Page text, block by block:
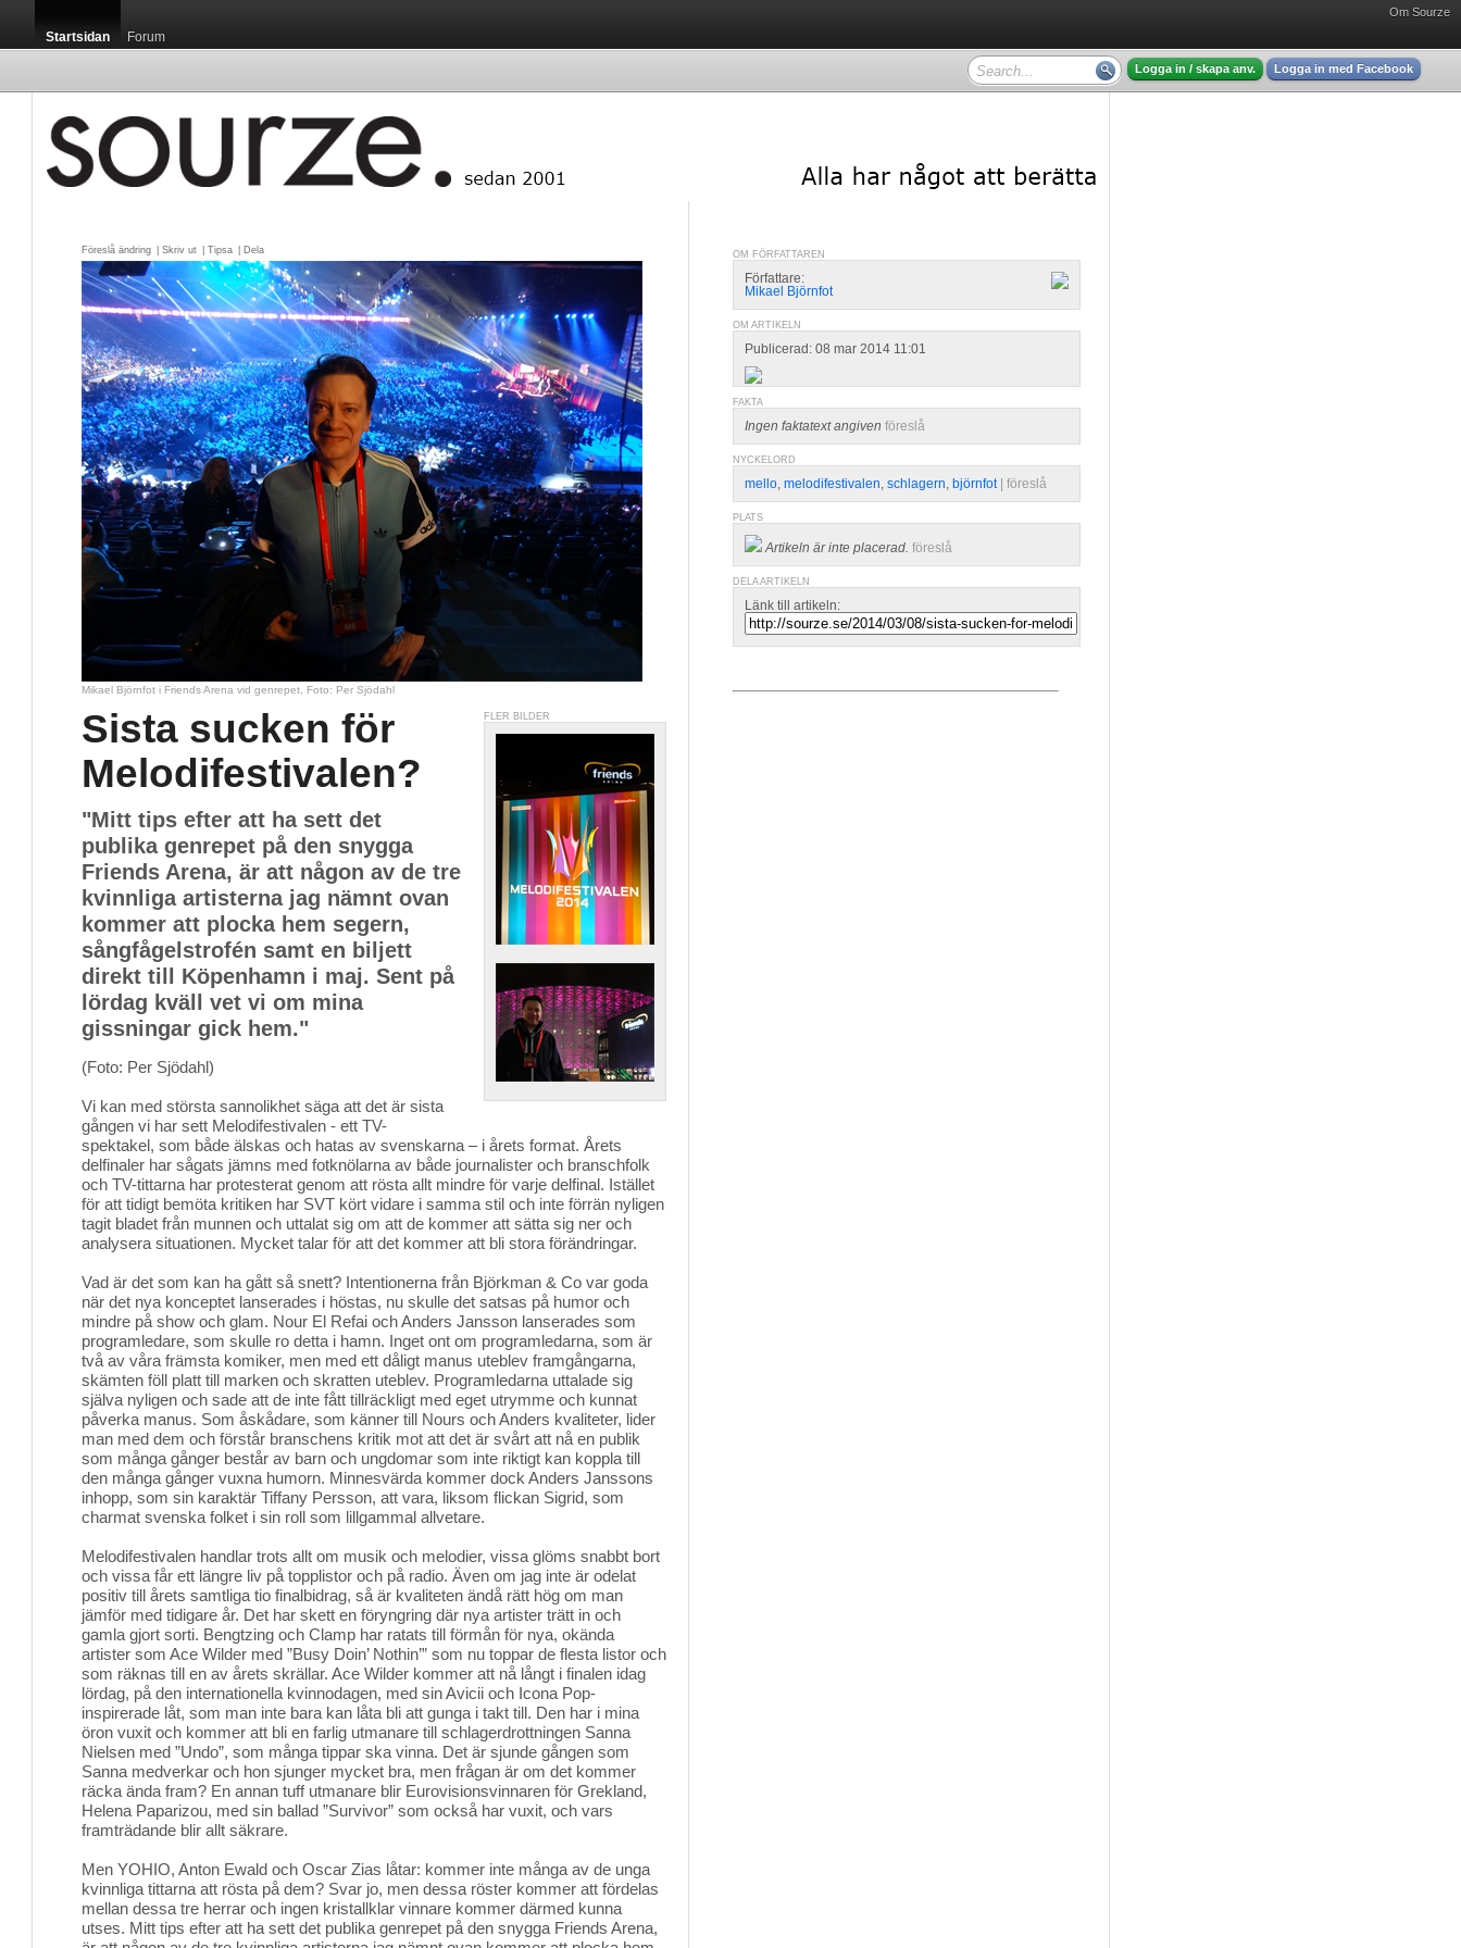
Om Sourze
Startsidan Forum
Logga in / skapa anv. Logga in med Facebook
Föreslå ändring Skriv ut Tipsa Dela
Mikael Björnfot i Friends Arena vid genrepet, Foto: Per Sjödahl
FLER BILDER
Sista sucken för
Melodifestivalen?
"Mitt tips efter att ha sett det
publika genrepet på den snygga
Friends Arena, är att någon av de tre
kvinnliga artisterna jag nämnt ovan
kommer att plocka hem segern,
sångfågelstrofén samt en biljett
direkt till Köpenhamn i maj. Sent på
lördag kväll vet vi om mina
gissningar gick hem."
(Foto: Per Sjödahl)
Vi kan med största sannolikhet säga att det är sista
gången vi har sett Melodifestivalen - ett TV-
spektakel, som både älskas och hatas av svenskarna – i årets format. Årets
delfinaler har sågats jämns med fotknölarna av både journalister och branschfolk
och TV-tittarna har protesterat genom att rösta allt mindre för varje delfinal. Istället
för att tidigt bemöta kritiken har SVT kört vidare i samma stil och inte förrän nyligen
tagit bladet från munnen och uttalat sig om att de kommer att sätta sig ner och
analysera situationen. Mycket talar för att det kommer att bli stora förändringar.
Vad är det som kan ha gått så snett? Intentionerna från Björkman & Co var goda
när det nya konceptet lanserades i höstas, nu skulle det satsas på humor och
mindre på show och glam. Nour El Refai och Anders Jansson lanserades som
programledare, som skulle ro detta i hamn. Inget ont om programledarna, som är
två av våra främsta komiker, men med ett dåligt manus uteblev framgångarna,
skämten föll platt till marken och skratten uteblev. Programledarna uttalade sig
själva nyligen och sade att de inte fått tillräckligt med eget utrymme och kunnat
påverka manus. Som åskådare, som känner till Nours och Anders kvaliteter, lider
man med dem och förstår branschens kritik mot att det är svårt att nå en publik
som många gånger består av barn och ungdomar som inte riktigt kan koppla till
den många gånger vuxna humorn. Minnesvärda kommer dock Anders Janssons
inhopp, som sin karaktär Tiffany Persson, att vara, liksom flickan Sigrid, som
charmat svenska folket i sin roll som lillgammal allvetare.
Melodifestivalen handlar trots allt om musik och melodier, vissa glöms snabbt bort
och vissa får ett längre liv på topplistor och på radio. Även om jag inte är odelat
positiv till årets samtliga tio finalbidrag, så är kvaliteten ändå rätt hög om man
jämför med tidigare år. Det har skett en föryngring där nya artister trätt in och
gamla gjort sorti. Bengtzing och Clamp har ratats till förmån för nya, okända
artister som Ace Wilder med ”Busy Doin’ Nothin’” som nu toppar de flesta listor och
som räknas till en av årets skrällar. Ace Wilder kommer att nå långt i finalen idag
lördag, på den internationella kvinnodagen, med sin Avicii och Icona Pop-
inspirerade låt, som man inte bara kan låta bli att gunga i takt till. Den har i mina
öron vuxit och kommer att bli en farlig utmanare till schlagerdrottningen Sanna
Nielsen med ”Undo”, som många tippar ska vinna. Det är sjunde gången som
Sanna medverkar och hon sjunger mycket bra, men frågan är om det kommer
räcka ända fram? En annan tuff utmanare blir Eurovisionsvinnaren för Grekland,
Helena Paparizou, med sin ballad ”Survivor” som också har vuxit, och vars
framträdande blir allt säkrare.
Men YOHIO, Anton Ewald och Oscar Zias låtar: kommer inte många av de unga
kvinnliga tittarna att rösta på dem? Svar jo, men dessa röster kommer att fördelas
mellan dessa tre herrar och ingen kristallklar vinnare kommer därmed kunna
utses. Mitt tips efter att ha sett det publika genrepet på den snygga Friends Arena,
OM FÖRFATTAREN
Författare:
Mikael Björnfot
OM ARTIKELN
Publicerad: 08 mar 2014 11:01
FAKTA
Ingen faktatext angiven föreslå
NYCKELORD
mello, melodifestivalen, schlagern, björnfot föreslå
PLATS
Artikeln är inte placerad. föreslå
DELA ARTIKELN
Länk till artikeln: